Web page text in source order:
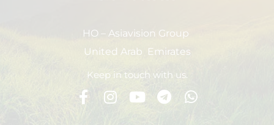
HO – Asiavision Group
United Arab Emirates
Keep in touch with us.